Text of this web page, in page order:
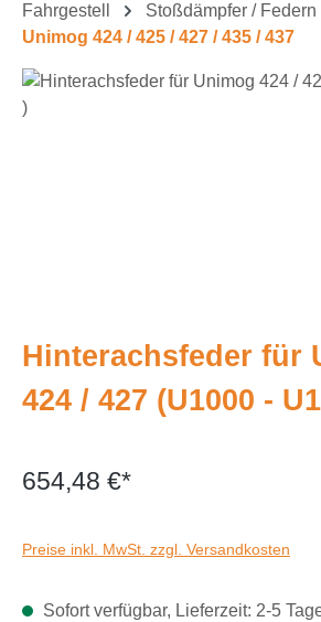
Fahrgestell
Stoßdämpfer / Federn
Unimog 424 / 425 / 427 / 435 / 437
Bildergalerie überspringen
Hinterachsfeder für
424 / 427 (U1000 -
654,48 €*
Preise inkl. MwSt. zzgl. Versandkosten
Sofort verfügbar, Lieferzeit: 2-5